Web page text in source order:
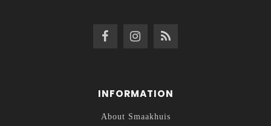
INFORMATION
About Smaakhuis